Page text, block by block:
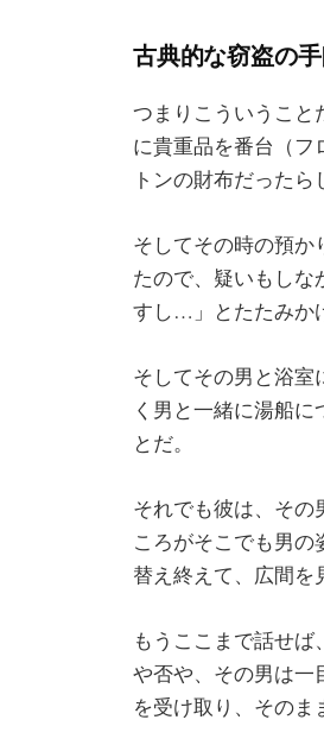
古典的な窃盗の
つまりこういうこと
に貴重品を番台（フ
トンの財布だったら
そしてその時の預か
たので、疑いもし
すし…」とたたみか
そしてその男と浴室
く男と一緒に湯船
とだ。
それでも彼は、その
ころがそこでも男
替え終えて、広間を
もうここまで話せ
や否や、その男は一
を受け取り、そのま